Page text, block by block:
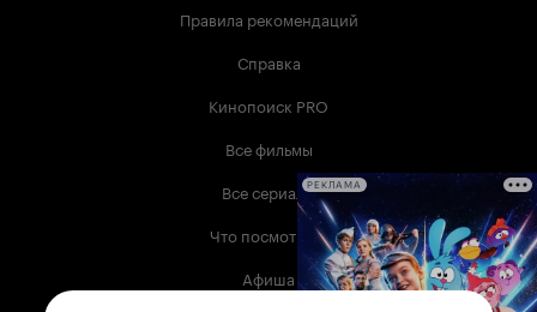
Правила рекомендаций
Справка
Кинопоиск PRO
Все фильмы
Все сериалы
Что посмотреть
Афиша
РЕКЛАМА